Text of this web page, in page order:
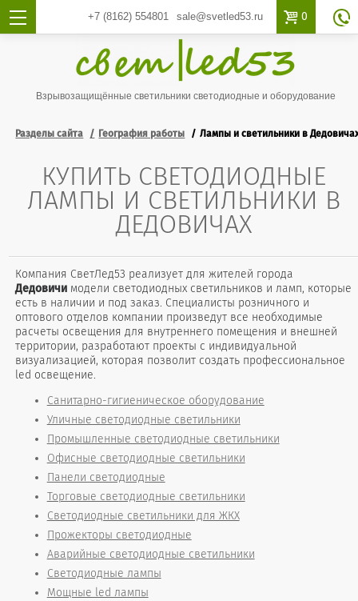
+7 (8162)554801 sale@svetled53.ru  0 
Взрывозащищённые светильники светодиодные и оборудование
Разделы сайта География работы Лампы и светильники в
КУПИТЬ СВЕТОДИОДНЫЕ
ЛАМПЫ И СВЕТИЛЬНИКИ В
ДЕДОВИЧАХ
Компания СветЛед53 реализует для жителей города
Дедовичимодели светодиодных светильников и ламп, которые
есть в наличии и под заказ. Специалисты розничного и
оптового отделов компании произведут все необходимые
расчеты освещения для внутреннего помещения и внешней
территории, разработают проекты с индивидуальной
визуализацией, которая позволит создать профессиональное
led освещение.
Санитарно-гигиеническое оборудование
Уличные светодиодные светильники
Промышленные светодиодные светильники
Офисные светодиодные светильники
Панели светодиодные
Торговые светодиодные светильники
Светодиодные светильники для ЖКХ
Прожекторы светодиодные
Аварийные светодиодные светильники
Светодиодные лампы
Мощные led лампы